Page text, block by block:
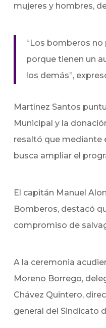
mujeres y hombres,
“Los bomberos no
porque tienen un
los demás”,
Martínez Santos
Municipal y la
resaltó que mediante
busca ampliar el
El capitán Manuel
Bomberos, destacó
compromiso de
A la ceremonia
Moreno Borrego,
Chávez Quintero,
general del Sindicato